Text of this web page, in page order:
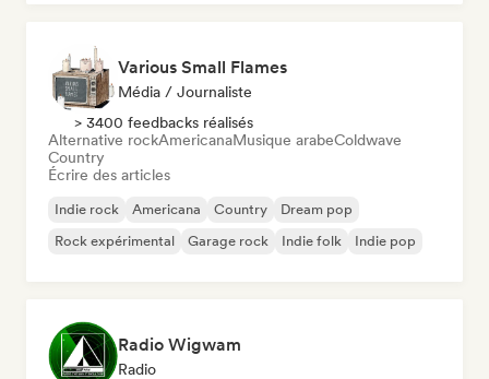
Various Small Flames
Média / Journaliste
> 3400 feedbacks réalisés
Alternative rockAmericanaMusique arabeColdwave
Country
Écrire des articles
Indie rock Americana Country
Dream pop
Rock expérimental
Garage rock Indie folk Indie pop
Radio Wigwam
Radio